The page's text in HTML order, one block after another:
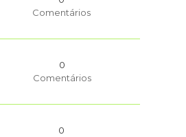
Comentários
0
Comentários
0